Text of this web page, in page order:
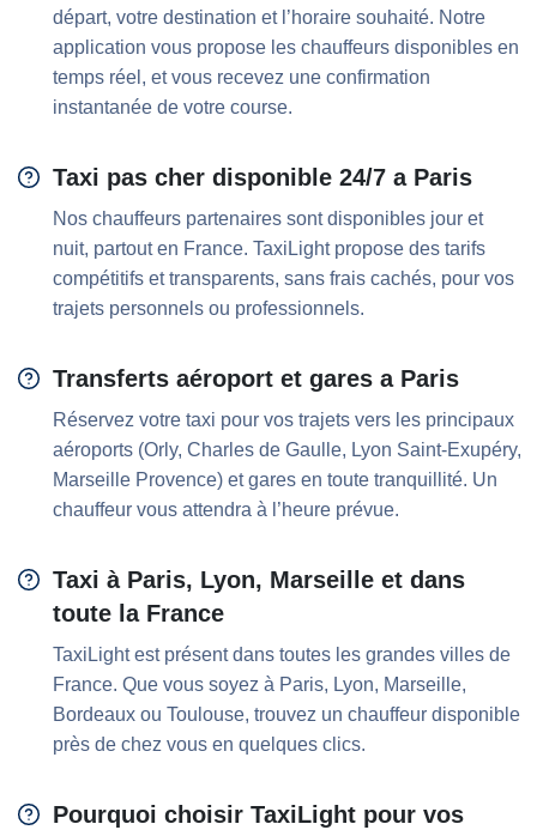
départ, votre destination et l’horaire souhaité. Notre
application vous propose les chauffeurs disponibles en
temps réel, et vous recevez une confirmation
instantanée de votre course.
Taxi pas cher disponible 24/7 a Paris
Nos chauffeurs partenaires sont disponibles jour et
nuit, partout en France. TaxiLight propose des tarifs
compétitifs et transparents, sans frais cachés, pour vos
trajets personnels ou professionnels.
Transferts aéroport et gares a Paris
Réservez votre taxi pour vos trajets vers les principaux
aéroports (Orly, Charles de Gaulle, Lyon Saint-Exupéry,
Marseille Provence) et gares en toute tranquillité. Un
chauffeur vous attendra à l’heure prévue.
Taxi à Paris, Lyon, Marseille et dans
toute la France
TaxiLight est présent dans toutes les grandes villes de
France. Que vous soyez à Paris, Lyon, Marseille,
Bordeaux ou Toulouse, trouvez un chauffeur disponible
près de chez vous en quelques clics.
Pourquoi choisir TaxiLight pour vos